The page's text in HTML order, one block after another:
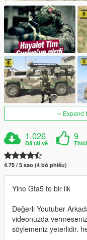
Expand
1.026
Đã tải về
9
4.75 / 5 sao (4 bỏ phiếu)
Yine Gta5 te bir ilk
Değerli Youtuber
videonuzda
söylemeniz yeterlidir.